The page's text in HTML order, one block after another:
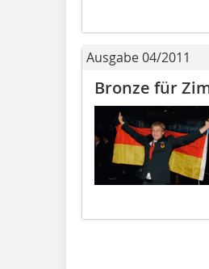
Ausgabe 04/2011
Bronze für